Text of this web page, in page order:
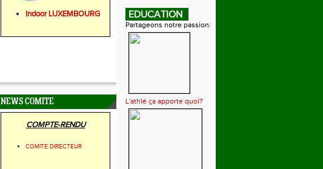
Indoor LUXEMBOURG
NEWS COMITE
COMPTE-RENDU
COMITE DIRECTEUR
EDUCATION
Partageons notre passion:
L'athlé ça apporte quoi?